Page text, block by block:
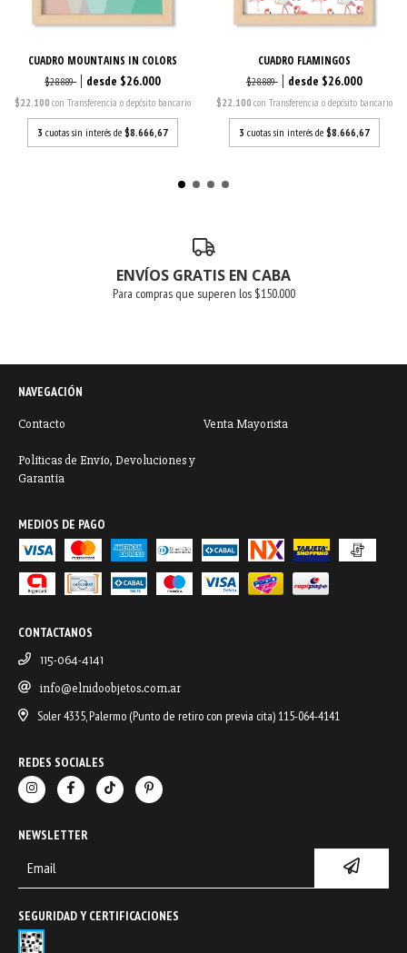
CUADRO MOUNTAINS IN COLORS
$28.889 $26.000
$22.100con Transferencia o depósito bancario
3 cuotas sin interés de$8.666,67
CUADRO FLAMINGOS
$28.889 $26.000
$22.100 con Transferencia o depósito bancario
3 cuotas sin interés de $8.666,67
ENVÍOS GRATIS EN CABA
Para compras que superen los $150.000
NAVEGACIÓN
Contacto Venta Mayorista
Políticas de Envío, Devoluciones y
Garantía
MEDIOS DE PAGO
CONTACTANOS
115-064-4141
info@elnidoobjetos.com.ar
Soler 4335, Palermo (Punto de retiro con previa cita) 115-064-4141
REDES SOCIALES
NEWSLETTER
SEGURIDAD Y CERTIFICACIONES